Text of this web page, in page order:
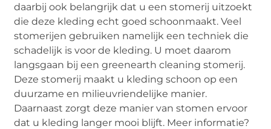
daarbij ook belangrijk dat u een stomerij uitzoekt
die deze kleding echt goed schoonmaakt. Veel
stomerijen gebruiken namelijk een techniek die
schadelijk is voor de kleding. U moet daarom
langsgaan bij een greenearth cleaning stomerij.
Deze stomerij maakt u kleding schoon op een
duurzame en milieuvriendelijke manier.
Daarnaast zorgt deze manier van stomen ervoor
dat u kleding langer mooi blijft. Meer informatie?